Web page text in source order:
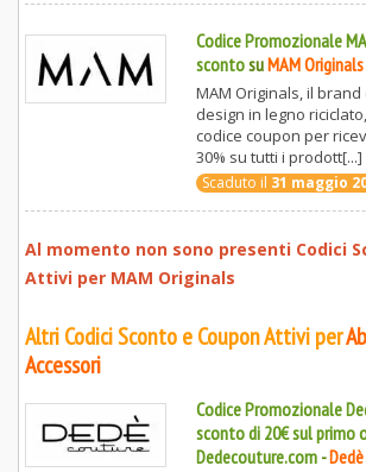
Codice Promozionale
scontosuMAM Originals
MAM Originals, il
design in legno
codice coupon per
30% su tutti i prodott[...]
Scaduto il 31 maggio
Al momento non sono presenti Codici
Attivi per MAM Originals
Altri Codici Sconto e Coupon Attivi per
Accessori
Codice Promozionale
sconto di 20€ sul primo
Dedecouture.com-